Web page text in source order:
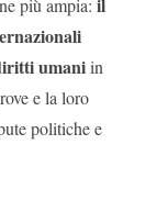
più ampia: il
umaniin
e la loro
politiche e